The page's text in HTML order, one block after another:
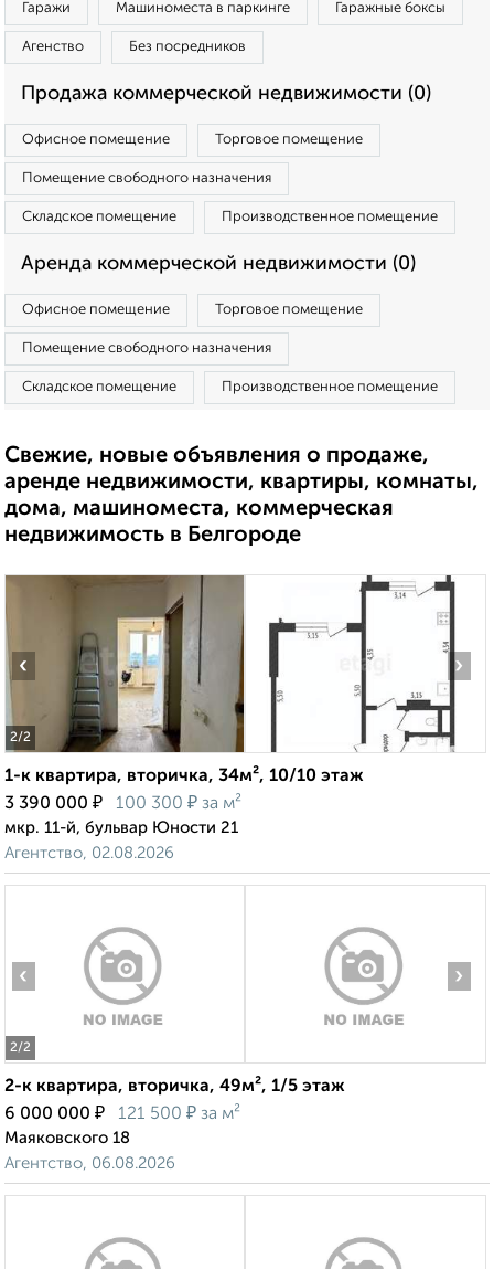
Гаражи Машиноместа в паркинге Гаражные боксы
Агенство Без посредников
Продажа коммерческой недвижимости (0)
Офисное помещение Торговое помещение
Помещение свободного назначения
Складское помещение Производственное помещение
Аренда коммерческой недвижимости (0)
Офисное помещение Торговое помещение
Помещение свободного назначения
Складское помещение Производственное помещение
Свежие, новые объявления о продаже,
аренде недвижимости, квартиры, комнаты,
дома, машиноместа, коммерческая
недвижимость в Белгороде
2/2
‹ ›
1-к квартира, вторичка, 34м², 10/10 этаж
3 390 000 ₽ 100 300 ₽ за м²
мкр. 11-й, бульвар Юности 21
Агентство, 02.08.2026
2/2
‹ ›
2-к квартира, вторичка, 49м², 1/5 этаж
6 000 000 ₽ 121 500 ₽ за м²
Маяковского 18
Агентство, 06.08.2026